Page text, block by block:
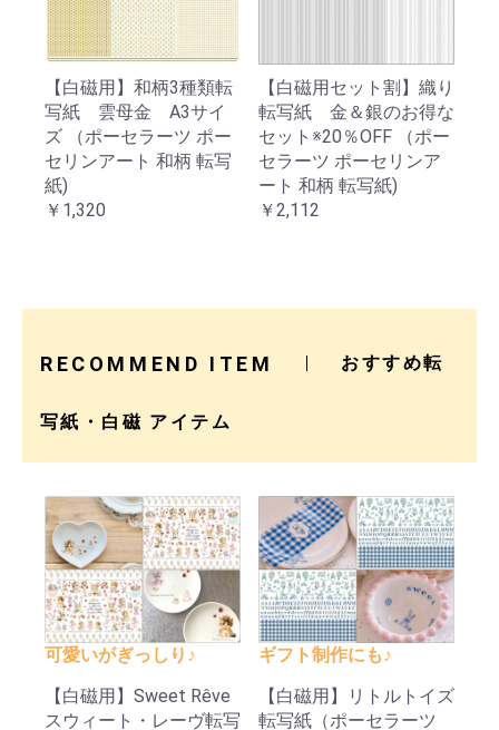
【白磁用】和柄3種類転
写紙 雲母金 A3サイ
ズ （ポーセラーツ ポー
セリンアート 和柄 転写
紙)
￥1,320
【白磁用セット割】織り
転写紙 金＆銀のお得な
セット※20％OFF （ポー
セラーツ ポーセリンア
ート 和柄 転写紙)
￥2,112
RECOMMEND ITEM おすすめ転
写紙・白磁 アイテム
可愛いがぎっしり♪
【白磁用】Sweet Rêve
スウィート・レーヴ転写
ギフト制作にも♪
【白磁用】リトルトイズ
転写紙（ポーセラーツ